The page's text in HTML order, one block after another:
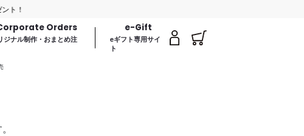
Orders
ジナル制作・おまとめ注
e-Gift
eギフト専用サイ
ト